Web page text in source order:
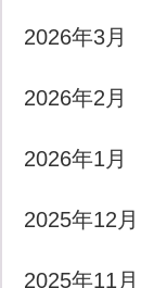
2026年3月
2026年2月
2026年1月
2025年12月
2025年11月